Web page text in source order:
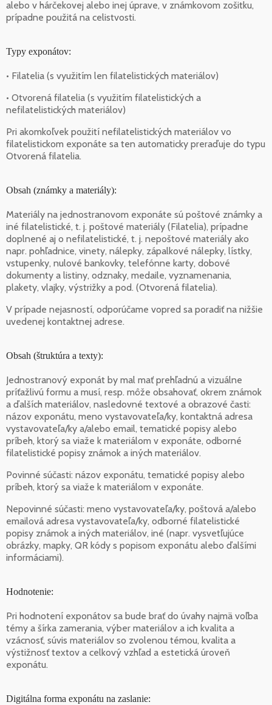
alebo v hárčekovej alebo inej úprave, v známkovom zošitku,
prípadne použitá na celistvosti.
Typy exponátov:
• Filatelia (s využitím len filatelistických materiálov)
• Otvorená filatelia (s využitím filatelistických a
nefilatelistických materiálov)
Pri akomkoľvek použití nefilatelistických materiálov vo
filatelistickom exponáte sa ten automaticky preraďuje do typu
Otvorená filatelia.
Obsah (známky a materiály):
Materiály na jednostranovom exponáte sú poštové známky a
iné filatelistické, t. j. poštové materiály (Filatelia), prípadne
doplnené aj o nefilatelistické, t. j. nepoštové materiály ako
napr. pohľadnice, vinety, nálepky, zápalkové nálepky, lístky,
vstupenky, nulové bankovky, telefónne karty, dobové
dokumenty a listiny, odznaky, medaile, vyznamenania,
plakety, vlajky, výstrižky a pod. (Otvorená filatelia).
V prípade nejasností, odporúčame vopred sa poradiť na nižšie
uvedenej kontaktnej adrese.
Obsah (štruktúra a texty):
Jednostranový exponát by mal mať prehľadnú a vizuálne
príťažlivú formu a musí, resp. môže obsahovať, okrem známok
a ďalších materiálov, nasledovné textové a obrazové časti:
názov exponátu, meno vystavovateľa/ky, kontaktná adresa
vystavovateľa/ky a/alebo email, tematické popisy alebo
príbeh, ktorý sa viaže k materiálom v exponáte, odborné
filatelistické popisy známok a iných materiálov.
Povinné súčasti: názov exponátu, tematické popisy alebo
príbeh, ktorý sa viaže k materiálom v exponáte.
Nepovinné súčasti: meno vystavovateľa/ky, poštová a/alebo
emailová adresa vystavovateľa/ky, odborné filatelistické
popisy známok a iných materiálov, iné (napr. vysvetľujúce
obrázky, mapky, QR kódy s popisom exponátu alebo ďalšími
informáciami).
Hodnotenie:
Pri hodnotení exponátov sa bude brať do úvahy najmä voľba
témy a šírka zamerania, výber materiálov a ich kvalita a
vzácnosť, súvis materiálov so zvolenou témou, kvalita a
výstižnosť textov a celkový vzhľad a estetická úroveň
exponátu.
Digitálna forma exponátu na zaslanie: